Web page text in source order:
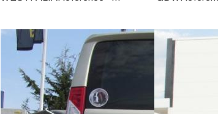
Juin 2016 Sans découpe de
pare choc. Poids maxi tractable
2500 kgValeur S 104 kgPoids
de l'attelage 26 kg
Anhängerkupplung CITROEN
découpe de
uniquement
maxi
120 kgPoids